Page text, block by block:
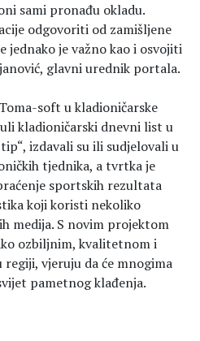
sami pronađu okladu.
odgovoriti od zamišljene
jednako je važno kao i osvojiti
glavni urednik portala.
soft u kladioničarske
kladioničarski dnevni list u
izdavali su ili sudjelovali u
tjednika, a tvrtka je
sportskih rezultata
koji koristi nekoliko
medija. S novim projektom
ozbiljnim, kvalitetnom i
vjeruju da će mnogima
pametnog klađenja.